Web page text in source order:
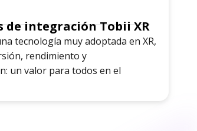
de integración Tobii XR
tecnología muy adoptada en XR,
rendimiento y
un valor para todos en el